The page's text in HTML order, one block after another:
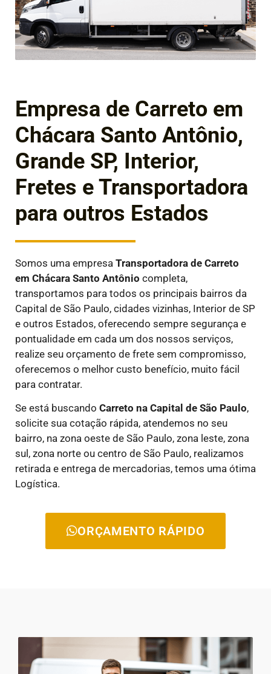
Empresa de Carreto em
Chácara Santo Antônio,
Grande SP, Interior,
Fretes e Transportadora
para outros Estados
Somos uma empresa Transportadora de Carreto
em Chácara Santo Antônio completa,
transportamos para todos os principais bairros da
Capital de São Paulo, cidades vizinhas, Interior de SP
e outros Estados, oferecendo sempre segurança e
pontualidade em cada um dos nossos serviços,
realize seu orçamento de frete sem compromisso,
oferecemos o melhor custo benefício, muito fácil
para contratar.
Se está buscando Carreto na Capital de São Paulo,
solicite sua cotação rápida, atendemos no seu
bairro, na zona oeste de São Paulo, zona leste, zona
sul, zona norte ou centro de São Paulo, realizamos
retirada e entrega de mercadorias, temos uma ótima
Logística.
ORÇAMENTO RÁPIDO